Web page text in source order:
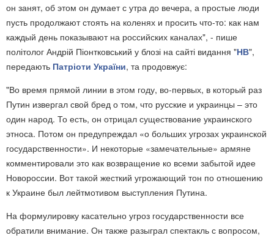
он занят, об этом он думает с утра до вечера, а простые люди
пусть продолжают стоять на коленях и просить что-то: как нам
каждый день показывают на российских каналах", - пише
політолог Андрій Піонтковський у блозі на сайті видання "НВ",
передають Патріоти України, та продовжує:
"Во время прямой линии в этом году, во-первых, в который раз
Путин извергал свой бред о том, что русские и украинцы – это
один народ. То есть, он отрицал существование украинского
этноса. Потом он предупреждал «о больших угрозах украинской
государственности». И некоторые «замечательные» армяне
комментировали это как возвращение ко всеми забытой идее
Новороссии. Вот такой жесткий угрожающий тон по отношению
к Украине был лейтмотивом выступления Путина.
На формулировку касательно угроз государственности все
обратили внимание. Он также разыграл спектакль с вопросом,